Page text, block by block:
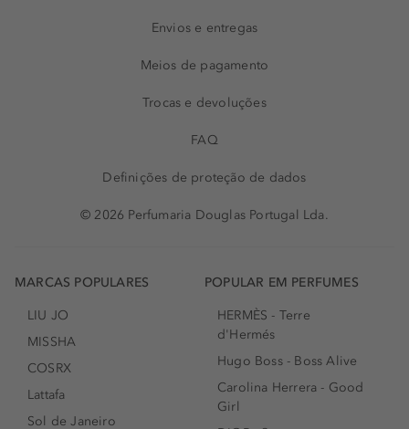
Envios e entregas
Meios de pagamento
Trocas e devoluções
FAQ
Definições de proteção de dados
© 2026 Perfumaria Douglas Portugal Lda.
MARCAS POPULARES
LIU JO
MISSHA
COSRX
Lattafa
Sol de Janeiro
POPULAR EM PERFUMES
HERMÈS - Terre
d'Hermés
Hugo Boss - Boss Alive
Carolina Herrera - Good
Girl